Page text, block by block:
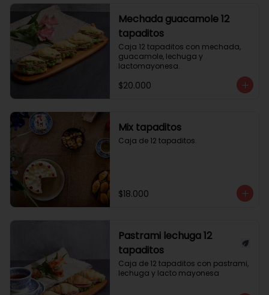
Mechada guacamole 12
tapaditos
Caja 12 tapaditos con mechada,
guacamole, lechuga y
lactomayonesa.
$20.000
Mix tapaditos
Caja de 12 tapaditos.
$18.000
Pastrami lechuga 12
tapaditos
Caja de 12 tapaditos con pastrami,
lechuga y lacto mayonesa